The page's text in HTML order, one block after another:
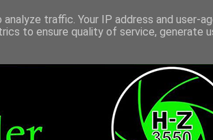
traffic. Your IP address and user-
to ensure quality of service, generate